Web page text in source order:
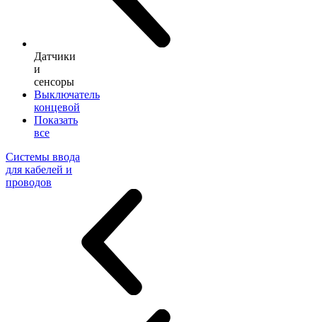
Датчики
и
сенсоры
Выключатель
концевой
Показать
все
Системы ввода
для кабелей и
проводов